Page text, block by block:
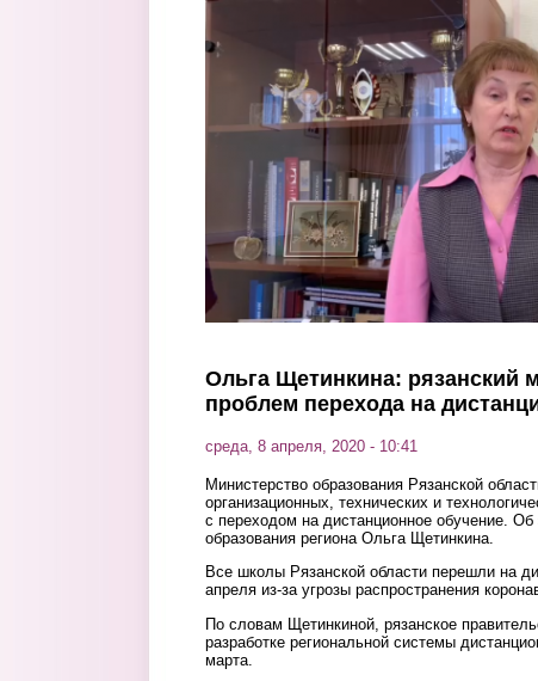
Ольга Щетинкина: рязанский
проблем перехода на
среда, 8 апреля, 2020 - 10:41
Министерство образования Рязанской
организационных, технических и
с переходом на дистанционное обучение.
образования региона Ольга Щетинкина.
Все школы Рязанской области перешли на
апреля из-за угрозы распространения
По словам Щетинкиной, рязанское
разработке региональной системы
марта.